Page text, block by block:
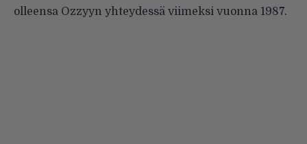
olleensa Ozzyyn yhteydessä viimeksi vuonna 1987.